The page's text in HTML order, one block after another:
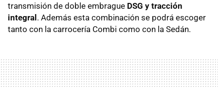
transmisión de doble embrague DSG y tracción
integral. Además esta combinación se podrá escoger
tanto con la carrocería Combi como con la Sedán.